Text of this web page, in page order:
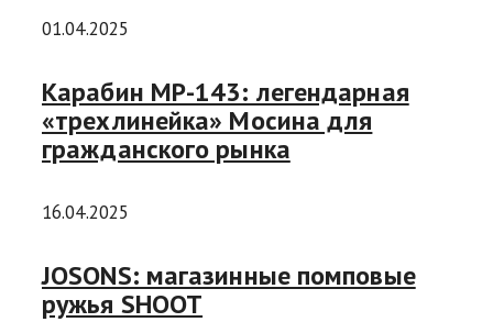
01.04.2025
Карабин МР-143: легендарная
«трехлинейка» Мосина для
гражданского рынка
16.04.2025
JOSONS: магазинные помповые
ружья SHOOT